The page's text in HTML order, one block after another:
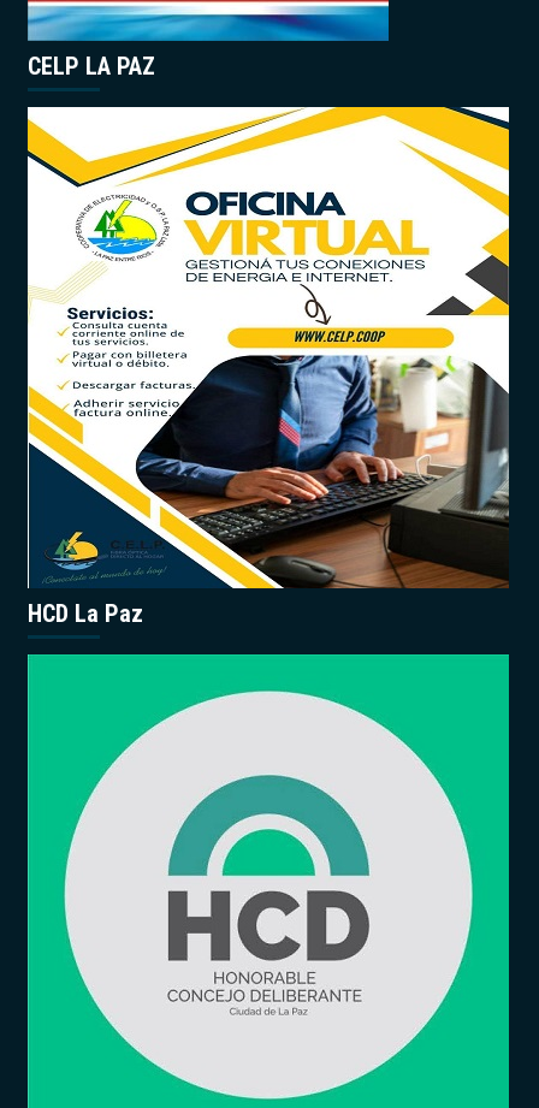
CELP LA PAZ
HCD La Paz